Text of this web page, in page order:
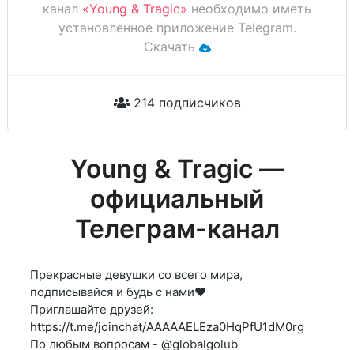
канал «Young & Tragic» необходимо иметь
установленное приложение Telegram.
Скачать
214 подписчиков
Young & Tragic —
официальный
Телеграм-канал
Прекрасные девушки со всего мира,
подписывайся и будь с нами❤
Приглашайте друзей:
https://t.me/joinchat/AAAAAELEza0HqPfU1dM0rg
По любым вопросам - @globalgolub